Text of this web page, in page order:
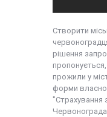
Створити
рішення
прожили у
форми